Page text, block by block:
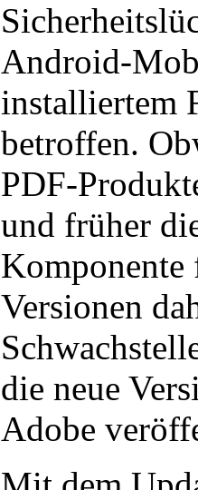
Android-
installiertem
betroffen.
PDF-
und früher
Komponente
Versionen
die neue
Adobe